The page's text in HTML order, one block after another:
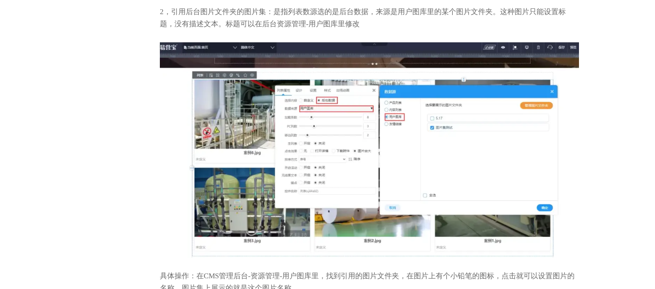
2，引用后台图片文件夹的图片集：是指列表数源选的是后台数据，来源是用户图库里的某个图片文件夹。这种图片只能设置标
题，没有描述文本。标题可以在后台资源管理-用户图库里修改
具体操作：在CMS管理后台-资源管理-用户图库里，找到引用的图片文件夹，在图片上有个小铅笔的图标，点击就可以设置图片的